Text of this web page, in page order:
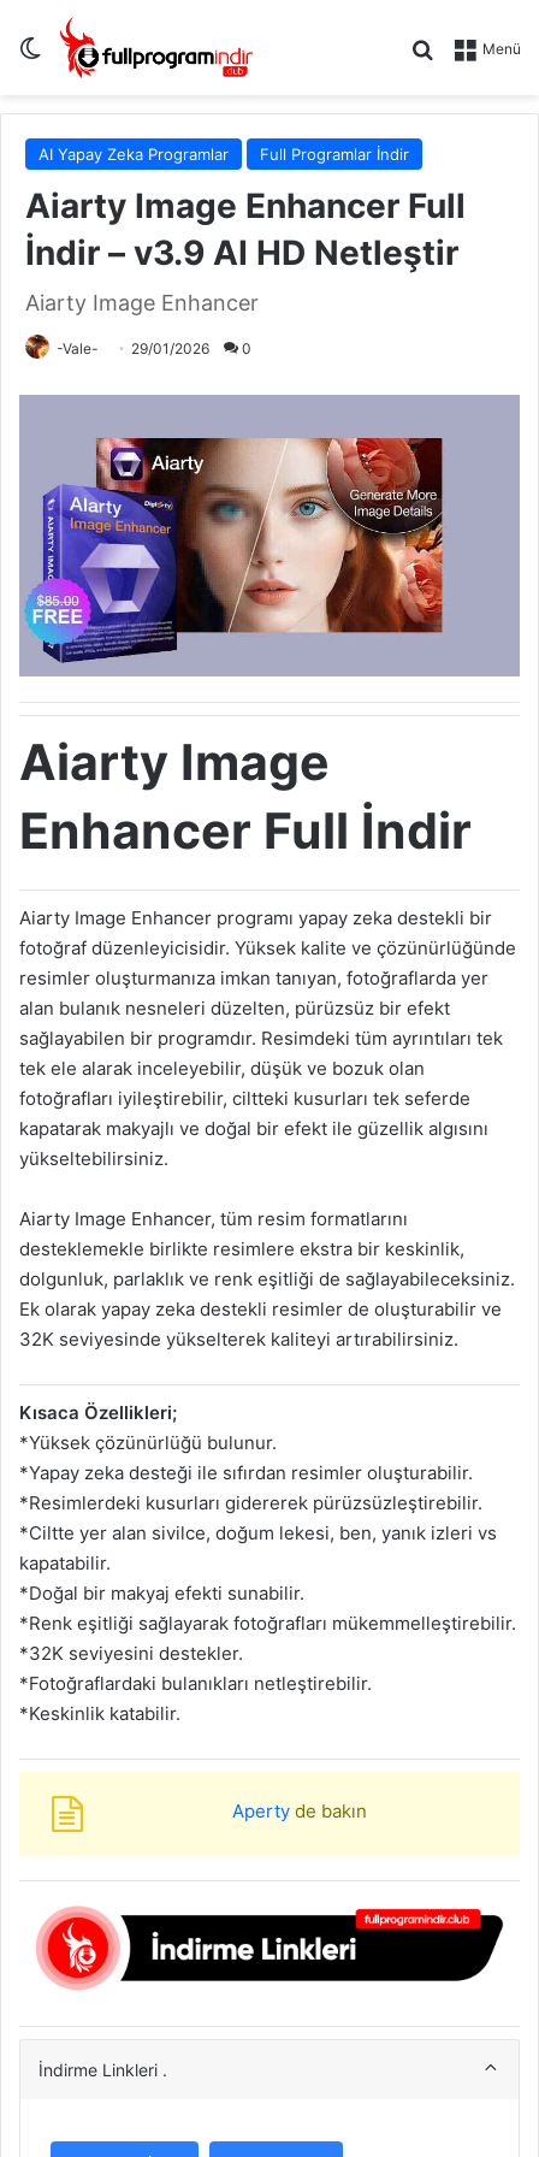
Dış görünümü değiştir Menü
Arama yap
AI Yapay Zeka Programlar Full Programlar İndir
Aiarty Image Enhancer Full
İndir – v3.9 AI HD Netleştir
Aiarty Image Enhancer
-Vale- 29/01/2026 0
Aiarty Image
Enhancer Full İndir
Aiarty Image Enhancer programı yapay zeka destekli bir
fotoğraf düzenleyicisidir. Yüksek kalite ve çözünürlüğünde
resimler oluşturmanıza imkan tanıyan, fotoğraflarda yer
alan bulanık nesneleri düzelten, pürüzsüz bir efekt
sağlayabilen bir programdır. Resimdeki tüm ayrıntıları tek
tek ele alarak inceleyebilir, düşük ve bozuk olan
fotoğrafları iyileştirebilir, ciltteki kusurları tek seferde
kapatarak makyajlı ve doğal bir efekt ile güzellik algısını
yükseltebilirsiniz.
Aiarty Image Enhancer, tüm resim formatlarını
desteklemekle birlikte resimlere ekstra bir keskinlik,
dolgunluk, parlaklık ve renk eşitliği de sağlayabileceksiniz.
Ek olarak yapay zeka destekli resimler de oluşturabilir ve
32K seviyesinde yükselterek kaliteyi artırabilirsiniz.
Kısaca Özellikleri;
*Yüksek çözünürlüğü bulunur.
*Yapay zeka desteği ile sıfırdan resimler oluşturabilir.
*Resimlerdeki kusurları gidererek pürüzsüzleştirebilir.
*Ciltte yer alan sivilce, doğum lekesi, ben, yanık izleri vs
kapatabilir.
*Doğal bir makyaj efekti sunabilir.
*Renk eşitliği sağlayarak fotoğrafları mükemmelleştirebilir.
*32K seviyesini destekler.
*Fotoğraflardaki bulanıkları netleştirebilir.
*Keskinlik katabilir.
Aperty de bakın
İndirme Linkleri .